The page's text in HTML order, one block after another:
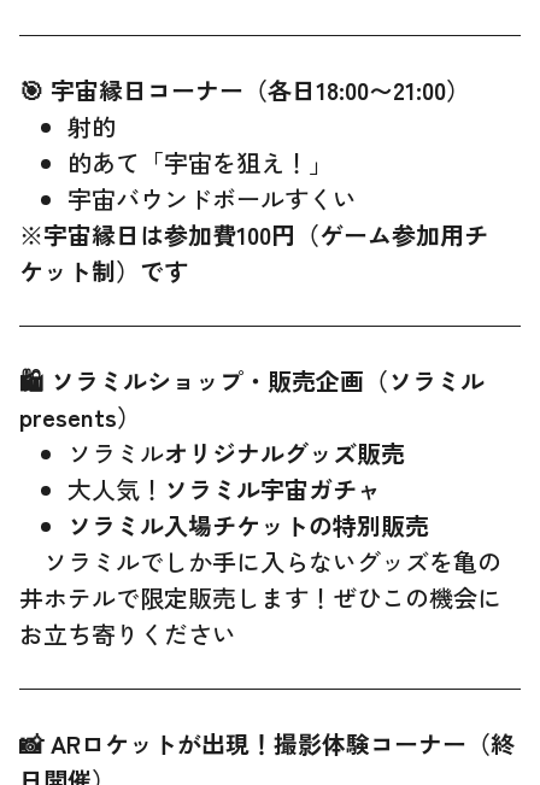
🎯 宇宙縁日コーナー（各日18:00〜21:00）
射的
的あて「宇宙を狙え！」
宇宙バウンドボールすくい
※宇宙縁日は参加費100円（ゲーム参加用チ
ケット制）です
🛍 ソラミルショップ・販売企画（ソラミル
presents）
ソラミルオリジナルグッズ販売
大人気！ ソラミル宇宙ガチャ
ソラミル入場チケットの特別販売
ソラミルでしか手に入らないグッズを亀の
井ホテルで限定販売します！ぜひこの機会に
お立ち寄りください
📸 ARロケットが出現！撮影体験コーナー（終